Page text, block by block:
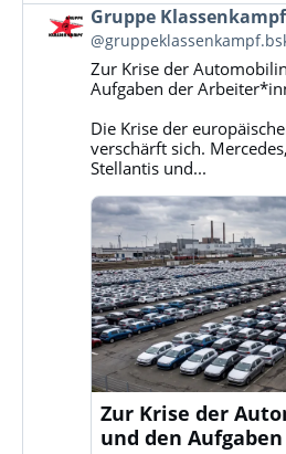
Beitrag
von
Gruppe
Klassenkampf
Bluesky
ansehen
Gruppe Klassenkampf
Zur Krise der
Aufgaben der
Die Krise der
verschärft sich.
Stellantis und...
Zur Krise der
und den